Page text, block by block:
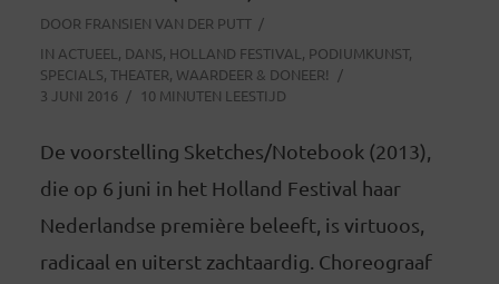
DOOR FRANSIEN VAN DER PUTT
IN ACTUEEL , DANS, HOLLAND FESTIVAL , PODIUMKUNST,
SPECIALS, THEATER, WAARDEER & DONEER!
3 JUNI 2016
10 MINUTEN LEESTIJD
De voorstelling Sketches/Notebook (2013),
die op 6 juni in het Holland Festival haar
Nederlandse première beleeft, is virtuoos,
radicaal en uiterst zachtaardig. Choreograaf